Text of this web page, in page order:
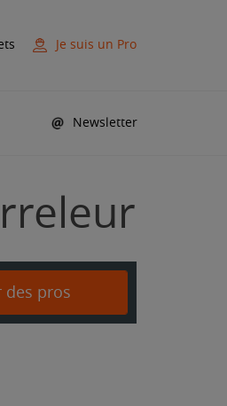
Je suis un Pro
Newsletter
des pros